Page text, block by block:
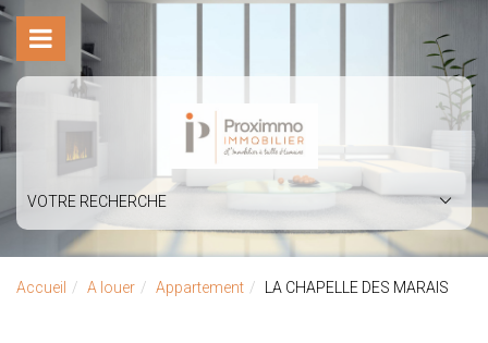
VOTRE RECHERCHE
Accueil A louer Appartement LA CHAPELLE DES MARAIS